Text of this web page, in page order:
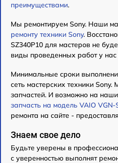
преимуществами.
Мы ремонтируем Sony. Наши
ремонту техники Sony.
SZ340P10 для мастеров не
виды проведенных работ у нас
Минимальные сроки
сеть мастерских техники
запчастей. И возможно на
запчасть на модель VAIO VGN-
ремонта на сайте -
Знаем свое дело
Будьте уверены в
с уверенностью выполнят